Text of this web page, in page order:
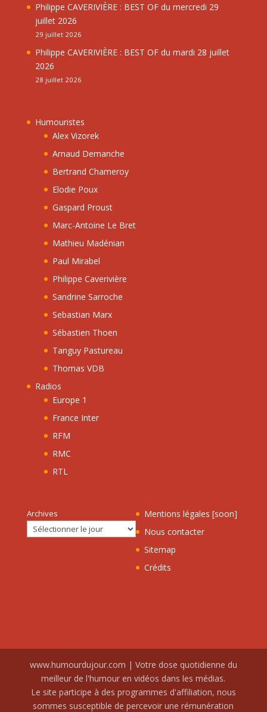
Philippe CAVERIVIÈRE : BEST OF du mercredi 29
juillet 2026
29 juillet 2026
Philippe CAVERIVIÈRE : BEST OF du mardi 28 juillet
2026
28 juillet 2026
Humouristes
Alex Vizorek
Arnaud Demanche
Bertrand Chameroy
Elodie Poux
Gaspard Proust
Marc-Antoine Le Bret
Mathieu Madénian
Paul Mirabel
Philippe Caverivière
Sandrine Sarroche
Sebastian Marx
Sébastien Thoen
Tanguy Pastureau
Thomas VDB
Radios
Europe 1
France Inter
RFM
RMC
RTL
Archives
Mentions légales [soon]
Nous contacter
Sitemap
Crédits
www.humourdujour.com | Votre dose quotidienne du
meilleur de l'humour en vidéos dans les médias.
Le site participe à des programmes d'affiliation, nous
sommes susceptible de percevoir une rémunération